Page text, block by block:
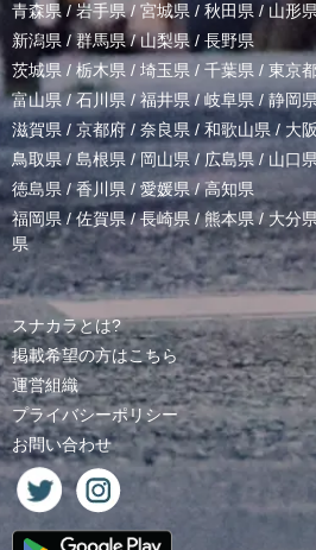
青森県 / 岩手県/ 宮城県 / 秋田県 / 山形
新潟県 /群馬県/山梨県 / 長野県
茨城県 / 栃木県 / 埼玉県 / 千葉県 / 東京
富山県 /石川県/福井県/岐阜県 / 静岡
滋賀県 / 京都府 / 奈良県 / 和歌山県/ 大
鳥取県/ 島根県 /岡山県/ 広島県 / 山口
徳島県 /香川県 / 愛媛県/高知県
福岡県/佐賀県/長崎県 /熊本県/ 大分
県
スナカラとは?
掲載希望の方はこちら
運営組織
プライバシーポリシー
お問い合わせ